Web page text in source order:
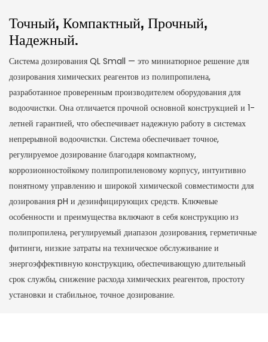
Точный, Компактный, Прочный,
Надежный.
Система дозирования QL Small — это миниатюрное решение для
дозирования химических реагентов из полипропилена,
разработанное проверенным производителем оборудования для
водоочистки. Она отличается прочной основной конструкцией и 1-
летней гарантией, что обеспечивает надежную работу в системах
непрерывной водоочистки. Система обеспечивает точное,
регулируемое дозирование благодаря компактному,
коррозионностойкому полипропиленовому корпусу, интуитивно
понятному управлению и широкой химической совместимости для
дозирования pH и дезинфицирующих средств. Ключевые
особенности и преимущества включают в себя конструкцию из
полипропилена, регулируемый диапазон дозирования, герметичные
фитинги, низкие затраты на техническое обслуживание и
энергоэффективную конструкцию, обеспечивающую длительный
срок службы, снижение расхода химических реагентов, простоту
установки и стабильное, точное дозирование.